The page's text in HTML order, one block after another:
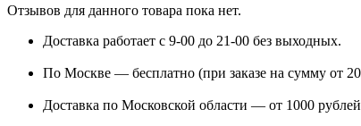
Отзывов для данного товара пока нет.
Доставка работает с 9-00 до 21-00 без выходных.
По Москве — бесплатно (при заказе на сумму от
Доставка по Московской области — от 1000